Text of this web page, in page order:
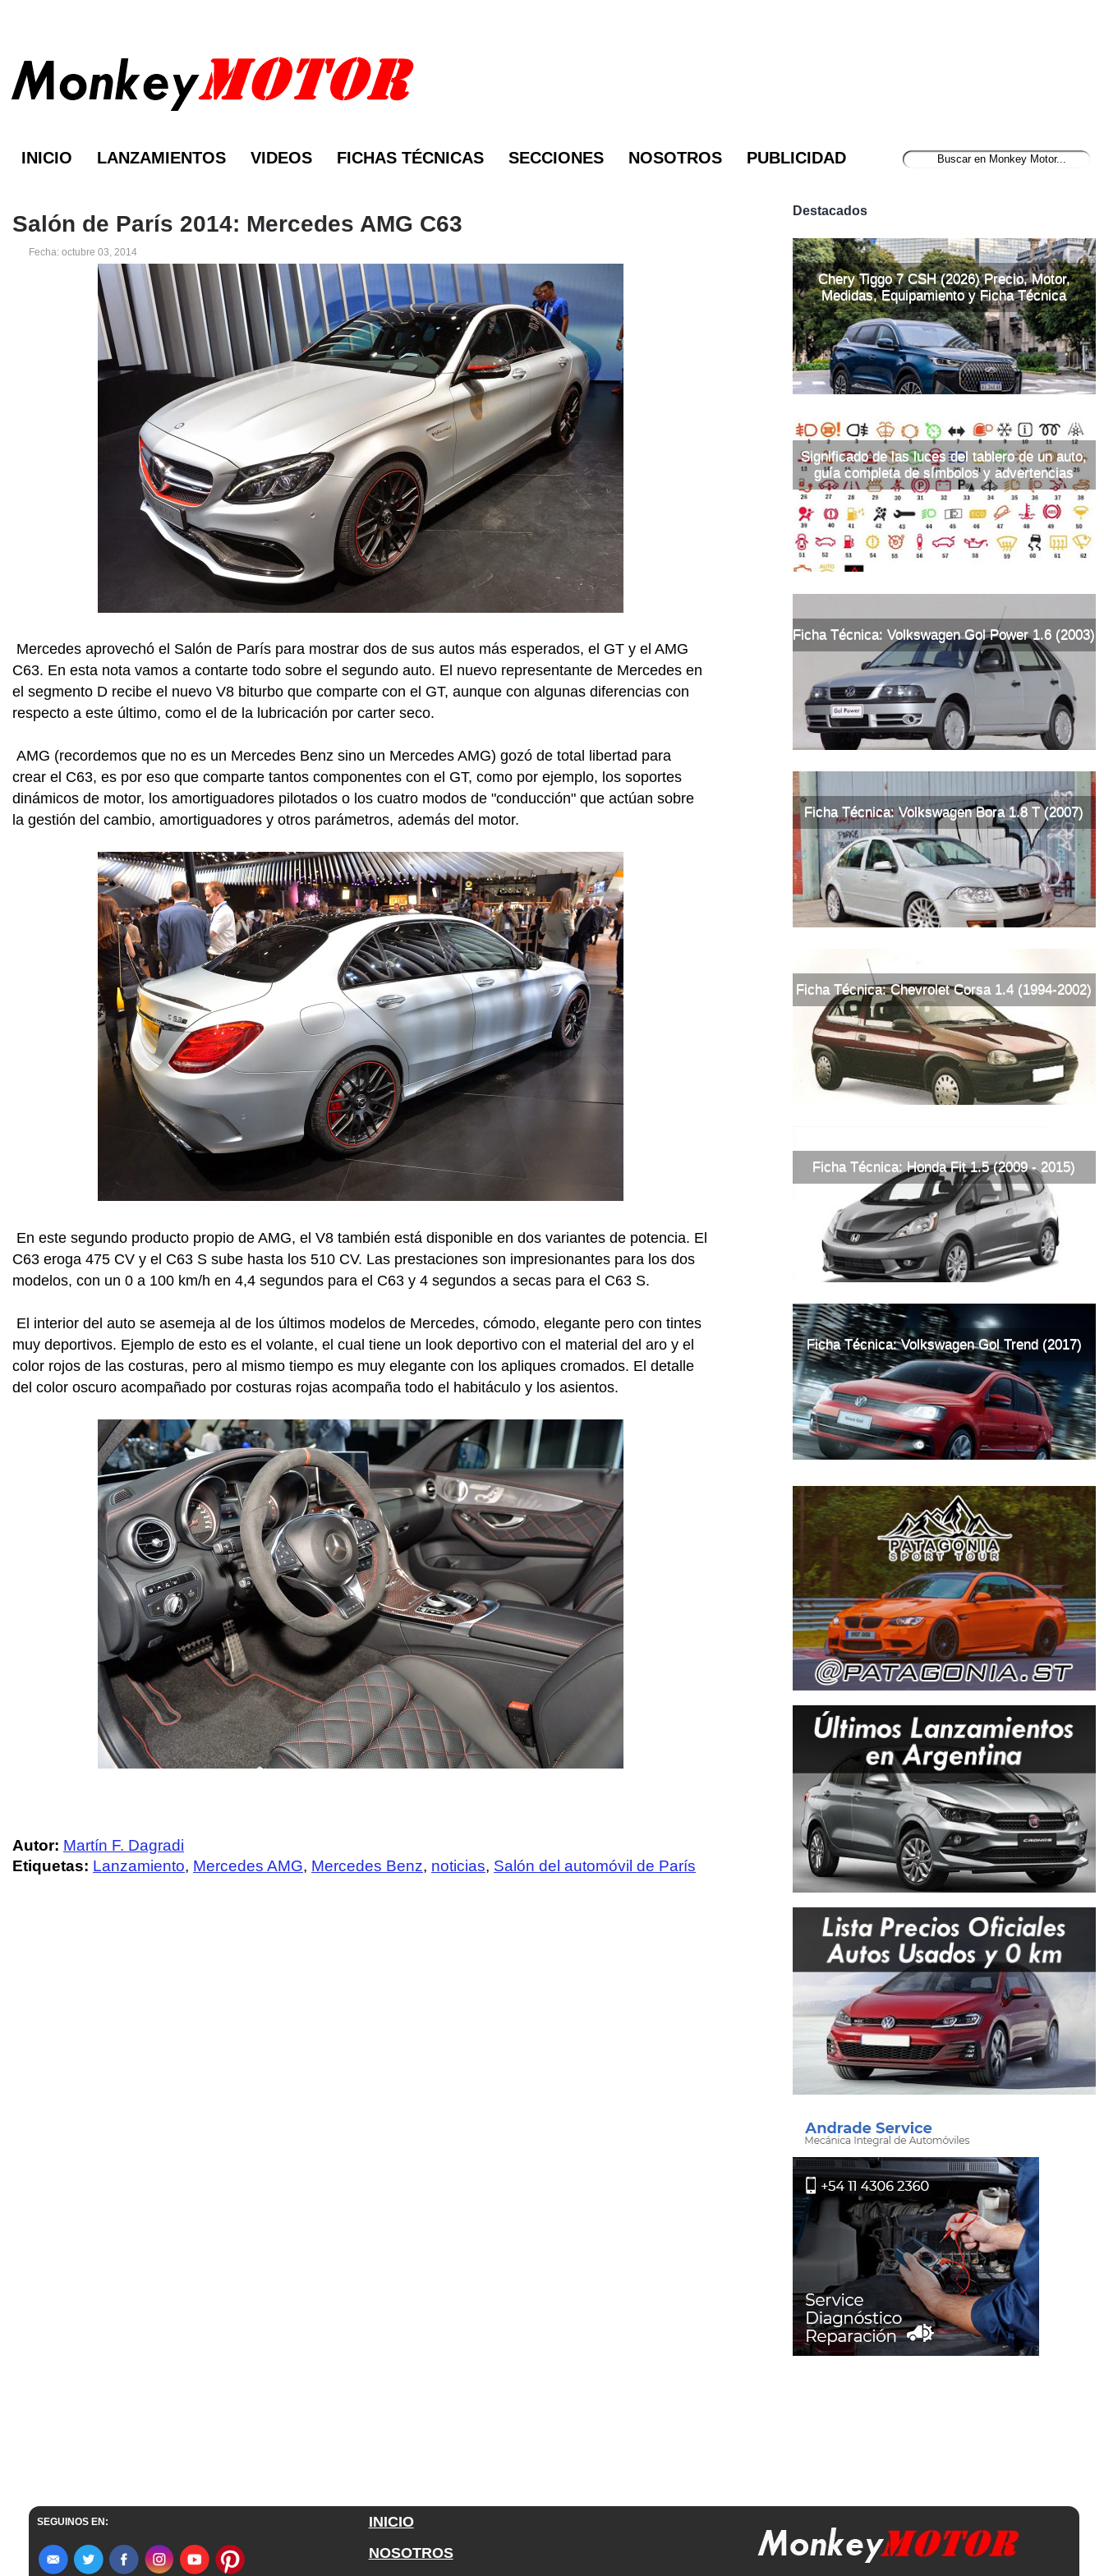
INICIO LANZAMIENTOS VIDEOS FICHAS TÉCNICAS SECCIONES NOSOTROS PUBLICIDAD
Salón de París 2014: Mercedes AMG C63
Fecha: octubre 03, 2014
Mercedes aprovechó el Salón de París para mostrar dos de sus autos más esperados, el GT y el AMG
C63. En esta nota vamos a contarte todo sobre el segundo auto. El nuevo representante de Mercedes en
el segmento D recibe el nuevo V8 biturbo que comparte con el GT, aunque con algunas diferencias con
respecto a este último, como el de la lubricación por carter seco.
AMG (recordemos que no es un Mercedes Benz sino un Mercedes AMG) gozó de total libertad para
crear el C63, es por eso que comparte tantos componentes con el GT, como por ejemplo, los soportes
dinámicos de motor, los amortiguadores pilotados o los cuatro modos de "conducción" que actúan sobre
la gestión del cambio, amortiguadores y otros parámetros, además del motor.
En este segundo producto propio de AMG, el V8 también está disponible en dos variantes de potencia. El
C63 eroga 475 CV y el C63 S sube hasta los 510 CV. Las prestaciones son impresionantes para los dos
modelos, con un 0 a 100 km/h en 4,4 segundos para el C63 y 4 segundos a secas para el C63 S.
El interior del auto se asemeja al de los últimos modelos de Mercedes, cómodo, elegante pero con tintes
muy deportivos. Ejemplo de esto es el volante, el cual tiene un look deportivo con el material del aro y el
color rojos de las costuras, pero al mismo tiempo es muy elegante con los apliques cromados. El detalle
del color oscuro acompañado por costuras rojas acompaña todo el habitáculo y los asientos.
Autor: Martín F. Dagradi
Etiquetas: Lanzamiento, Mercedes AMG, Mercedes Benz, noticias, Salón del automóvil de París
Destacados
Chery Tiggo 7 CSH (2026) Precio, Motor,
Medidas, Equipamiento y Ficha Técnica
Significado de las luces del tablero de un auto,
guía completa de símbolos y advertencias
Ficha Técnica: Volkswagen Gol Power 1.6 (2003)
Ficha Técnica: Volkswagen Bora 1.8 T (2007)
Ficha Técnica: Chevrolet Corsa 1.4 (1994-2002)
Ficha Técnica: Honda Fit 1.5 (2009 - 2015)
Ficha Técnica: Volkswagen Gol Trend (2017)
SEGUINOS EN:
INICIO
NOSOTROS